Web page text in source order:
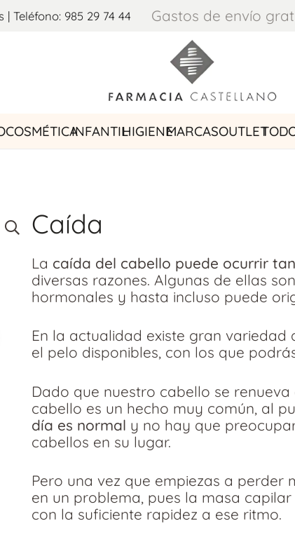
Teléfono: 985 29 74 44 Gastos de envío
COSMÉTICAINFANTILHIGIENEMARCASOUTLET
Caída
La caída del cabello puede ocurrir
diversas razones. Algunas de ellas
hormonales y hasta incluso puede
En la actualidad existe gran
el pelo disponibles, con los que
Dado que nuestro cabello se
cabello es un hecho muy común, al
día es normal y no hay que
cabellos en su lugar.
Pero una vez que empiezas a perder
en un problema, pues la masa
con la suficiente rapidez a ese ritmo.